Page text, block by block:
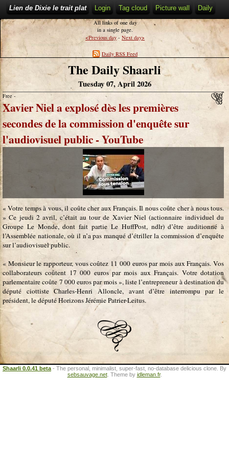
Lien de Dixie le trait plat Login Tag cloud Picture wall Daily
All links of one day
in a single page.
<Previous day - Next day>
Daily RSS Feed
The Daily Shaarli
Tuesday 07, April 2026
Free -
Xavier Niel a explosé dès les premières
secondes de la commission d'enquête sur
l'audiovisuel public - YouTube
« Votre temps à vous, il coûte cher aux Français. Il nous coûte cher à nous tous.
» Ce jeudi 2 avril, c’était au tour de Xavier Niel (actionnaire individuel du
Groupe Le Monde, dont fait partie Le HuffPost, ndlr) d’être auditionné à
l’Assemblée nationale, où il n’a pas manqué d’étriller la commission d’enquête
sur l’audiovisuel public.
« Monsieur le rapporteur, vous coûtez 11 000 euros par mois aux Français. Vos
collaborateurs coûtent 17 000 euros par mois aux Français. Votre dotation
parlementaire coûte 7 000 euros par mois », liste l’entrepreneur à destination du
député ciottiste Charles-Henri Alloncle, avant d’être interrompu par le
président, le député Horizons Jérémie Patrier-Leitus.
Shaarli 0.0.41 beta - The personal, minimalist, super-fast, no-database delicious clone. By
sebsauvage.net. Theme by idleman.fr.